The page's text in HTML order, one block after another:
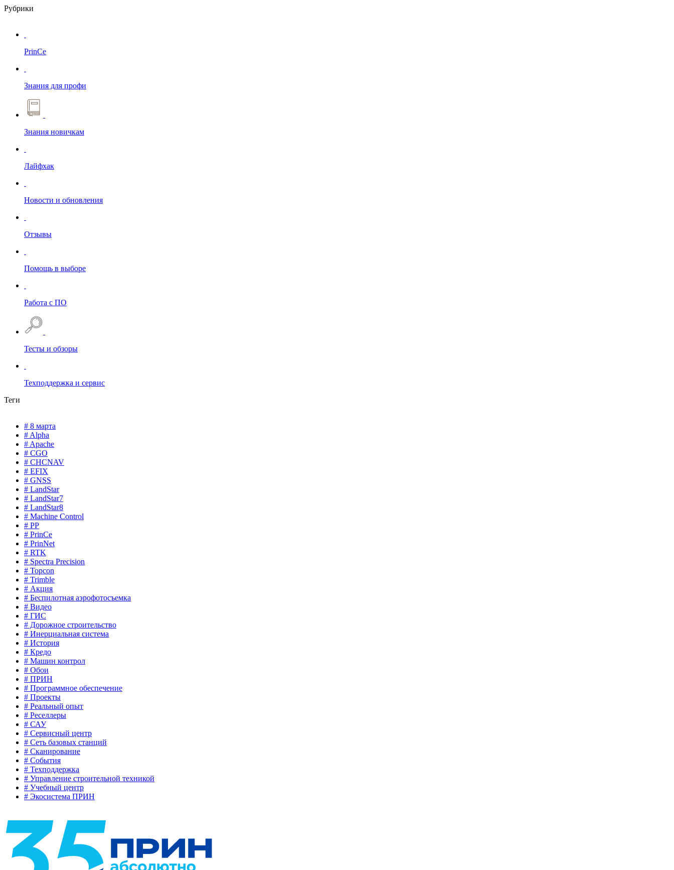
Рубрики
PrinCe
Знания для профи
Знания новичкам
Лайфхак
Новости и обновления
Отзывы
Помощь в выборе
Работа с ПО
Тесты и обзоры
Техподдержка и сервис
Теги
# 8 марта
# Alpha
# Apache
# CGO
# CHCNAV
# EFIX
# GNSS
# LandStar
# LandStar7
# LandStar8
# Machine Control
# PP
# PrinCe
# PrinNet
# RTK
# Spectra Precision
# Topcon
# Trimble
# Акция
# Беспилотная аэрофотосъемка
# Видео
# ГИС
# Дорожное строительство
# Инерциальная система
# История
# Кредо
# Машин контрол
# Обои
# ПРИН
# Программное обеспечение
# Проекты
# Реальный опыт
# Реселлеры
# САУ
# Сервисный центр
# Сеть базовых станций
# Сканирование
# События
# Техподдержка
# Управление строительной техникой
# Учебный центр
# Экосистема ПРИН